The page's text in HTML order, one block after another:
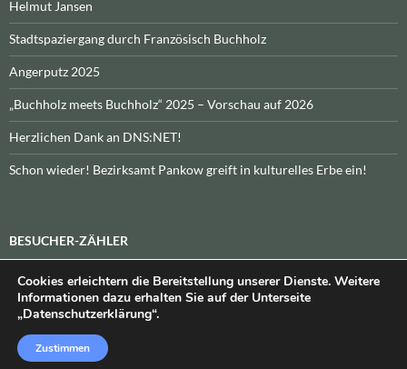
Helmut Jansen
Stadtspaziergang durch Französisch Buchholz
Angerputz 2025
„Buchholz meets Buchholz“ 2025 – Vorschau auf 2026
Herzlichen Dank an DNS:NET!
Schon wieder! Bezirksamt Pankow greift in kulturelles Erbe ein!
BESUCHER-ZÄHLER
Heute:_\n\nInsgesamt:_
Datenschutzerklärung
Cookies erleichtern die Bereitstellung unserer Dienste. Weitere
Informationen dazu erhalten Sie auf der Unterseite
„Datenschutzerklärung“.
Zustimmen